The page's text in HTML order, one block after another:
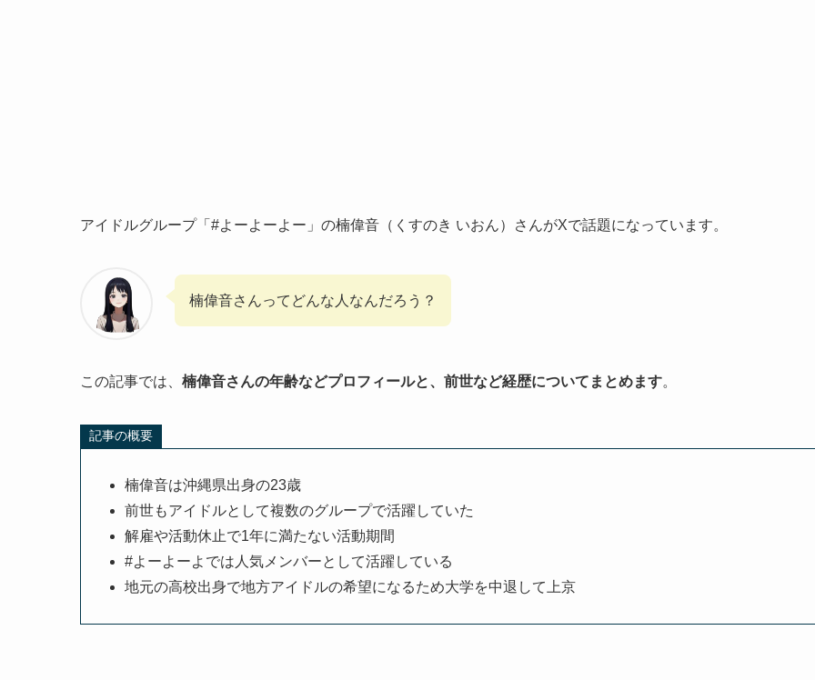
アイドルグループ「#よーよーよー」の楠偉音（くすのき いおん）さんがXで話題になっています。
楠偉音さんってどんな人なんだろう？
この記事では、 楠偉音さんの年齢などプロフィールと、前世など経歴についてまとめます。
記事の概要
楠偉音は沖縄県出身の23歳
前世もアイドルとして複数のグループで活躍していた
解雇や活動休止で1年に満たない活動期間
#よーよーよでは人気メンバーとして活躍している
地元の高校出身で地方アイドルの希望になるため大学を中退して上京